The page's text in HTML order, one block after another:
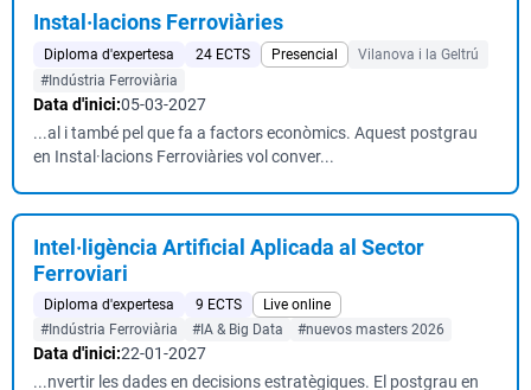
Instal·lacions Ferroviàries
Diploma d'expertesa 24 ECTS Presencial
Vilanova i la Geltrú
#Indústria Ferroviària
Data d'inici:05-03-2027
...al i també pel que fa a factors econòmics. Aquest postgrau
en Instal·lacions Ferroviàries vol conver...
Intel·ligència Artificial Aplicada al Sector
Ferroviari
Diploma d'expertesa 9 ECTS
Live online
#Indústria Ferroviària
#IA & Big Data #nuevos masters 2026
Data d'inici:22-01-2027
...nvertir les dades en decisions estratègiques. El postgrau en